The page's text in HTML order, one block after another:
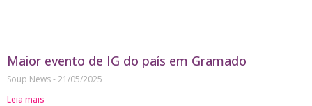
Maior evento de IG do país em Gramado
Soup News 21/05/2025
Leia mais